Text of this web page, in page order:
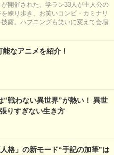
開催された。学ラン33人が主人公の
練り歩き、お笑いコンビ・カミナリ
露。ハプニングも笑いに変えて会場
なアニメを紹介！
“戦わない異世界”が熱い！ 異世
りすぎない生き方
格」の新モード“手記の加筆”は